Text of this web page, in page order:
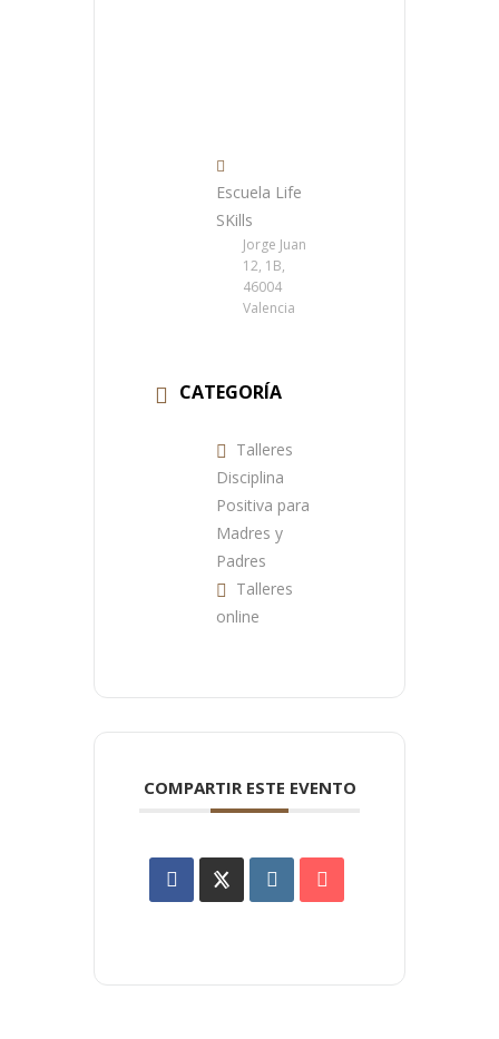
Escuela Life
SKills
Jorge Juan
12, 1B,
46004
Valencia
CATEGORÍA
Talleres
Disciplina
Positiva para
Madres y
Padres
Talleres
online
COMPARTIR ESTE EVENTO